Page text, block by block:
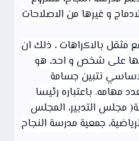
و غيرها من الاصلاحات
مثقل بالاكراهات ، ذلك ان
على شخص و احد، هو
نتبين جسامة
مهامه. باعتباره رئيسا
مجلس التدبير، المجلس
جمعية مدرسة النجاح